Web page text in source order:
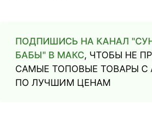
ПОДПИШИСЬ НА КАНАЛ
БАБЫ" В МАКС, ЧТОБЫ НЕ
САМЫЕ ТОПОВЫЕ ТОВАРЫ С
ПО ЛУЧШИМ ЦЕНАМ